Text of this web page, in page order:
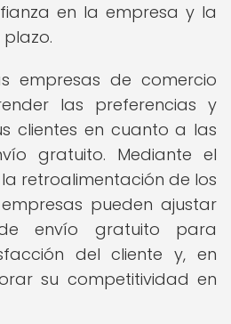
en la empresa y la
empresas de comercio
las preferencias y
clientes en cuanto a las
gratuito. Mediante el
retroalimentación de los
pueden ajustar
envío gratuito para
del cliente y, en
su competitividad en